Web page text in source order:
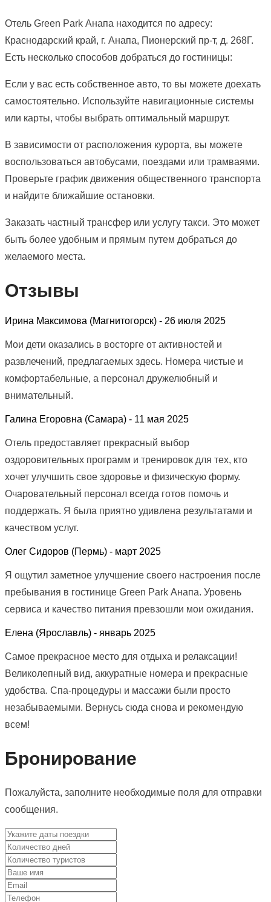
Отель Green Park Анапа находится по адресу:
Краснодарский край, г. Анапа, Пионерский пр-т, д. 268Г.
Есть несколько способов добраться до гостиницы:
Если у вас есть собственное авто, то вы можете доехать
самостоятельно. Используйте навигационные системы
или карты, чтобы выбрать оптимальный маршрут.
В зависимости от расположения курорта, вы можете
воспользоваться автобусами, поездами или трамваями.
Проверьте график движения общественного транспорта
и найдите ближайшие остановки.
Заказать частный трансфер или услугу такси. Это может
быть более удобным и прямым путем добраться до
желаемого места.
Отзывы
Ирина Максимова (Магнитогорск) - 26 июля 2025
Мои дети оказались в восторге от активностей и
развлечений, предлагаемых здесь. Номера чистые и
комфортабельные, а персонал дружелюбный и
внимательный.
Галина Егоровна (Самара) - 11 мая 2025
Отель предоставляет прекрасный выбор
оздоровительных программ и тренировок для тех, кто
хочет улучшить свое здоровье и физическую форму.
Очаровательный персонал всегда готов помочь и
поддержать. Я была приятно удивлена результатами и
качеством услуг.
Олег Сидоров (Пермь) - март 2025
Я ощутил заметное улучшение своего настроения после
пребывания в гостинице Green Park Анапа. Уровень
сервиса и качество питания превзошли мои ожидания.
Елена (Ярославль) - январь 2025
Самое прекрасное место для отдыха и релаксации!
Великолепный вид, аккуратные номера и прекрасные
удобства. Спа-процедуры и массажи были просто
незабываемыми. Вернусь сюда снова и рекомендую
всем!
Бронирование
Пожалуйста, заполните необходимые поля для отправки
сообщения.